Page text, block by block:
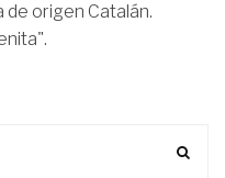
de origen Catalán.